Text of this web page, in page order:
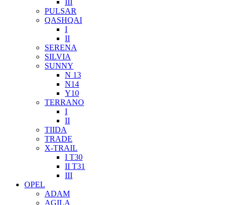
III
PULSAR
QASHQAI
I
II
SERENA
SILVIA
SUNNY
N 13
N14
Y10
TERRANO
I
II
TIIDA
TRADE
X-TRAIL
I T30
II T31
III
OPEL
ADAM
AGILA